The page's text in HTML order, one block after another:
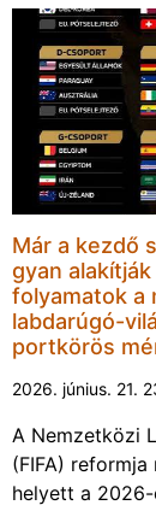
Már a kezdő
gyan
folyamatok a
labdarúgó-
portkörös
2026. június. 21.
A Nemzetközi
(FIFA)
helyett a